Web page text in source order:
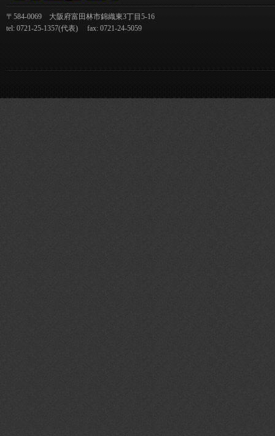
〒584-0069 大阪府富田林市錦織東3丁目5-16
tel: 0721-25-1357(代表) fax: 0721-24-5059